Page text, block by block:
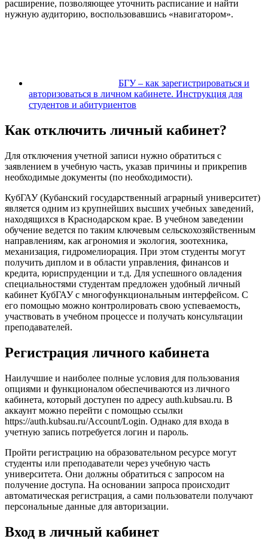
расширение, позволяющее уточнить расписание и найти
нужную аудиторию, воспользовавшись «навигатором».
БГУ – как зарегистрироваться и
авторизоваться в личном кабинете. Инструкция для
студентов и абитуриентов
Как отключить личный кабинет?
Для отключения учетной записи нужно обратиться с
заявлением в учебную часть, указав причины и прикрепив
необходимые документы (по необходимости).
КубГАУ (Кубанский государственный аграрный университет)
является одним из крупнейших высших учебных заведений,
находящихся в Краснодарском крае. В учебном заведении
обучение ведется по таким ключевым сельскохозяйственным
направлениям, как агрономия и экология, зоотехника,
механизация, гидромелиорация. При этом студенты могут
получить диплом и в области управления, финансов и
кредита, юриспруденции и т.д. Для успешного овладения
специальностями студентам предложен удобный личный
кабинет КубГАУ с многофункциональным интерфейсом. С
его помощью можно контролировать свою успеваемость,
участвовать в учебном процессе и получать консультации
преподавателей.
Регистрация личного кабинета
Наилучшие и наиболее полные условия для пользования
опциями и функционалом обеспечиваются из личного
кабинета, который доступен по адресу auth.kubsau.ru. В
аккаунт можно перейти с помощью ссылки
https://auth.kubsau.ru/Account/Login. Однако для входа в
учетную запись потребуется логин и пароль.
Пройти регистрацию на образовательном ресурсе могут
студенты или преподаватели через учебную часть
университета. Они должны обратиться с запросом на
получение доступа. На основании запроса происходит
автоматическая регистрация, а сами пользователи получают
персональные данные для авторизации.
Вход в личный кабинет